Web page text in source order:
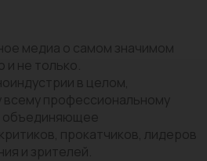
медиа о самом значимом
и не только.
в целом,
всему профессиональному
объединяющее
прокатчиков, лидеров
и зрителей.